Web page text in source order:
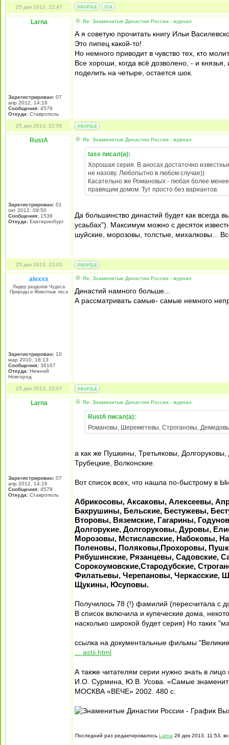
25 дек 2013, 22:47
Larna
Зарегистрирован: 07
апр 2012, 14:16
Сообщения: 4579
Откуда: Ставрополь
Re: Знаменитые Династии России - журнал
А я советую прочитать книгу Ильи
Это пипец какой-то!
Но немного приводит в чувство тех, кто
Все хороши, когда всё дозволено, - и
поделить на четыре, остается шок.
25 дек 2013, 22:56
RustA
Зарегистрирован: 01
окт 2012, 09:50
Сообщения: 1538
Откуда: Екатеринбург
Re: Знаменитые Династии России - журнал
tass писал(а):
Хорошая серия. В аносах достаточно
не назову. Любопытно в любом случае))
Касательно же Романовых - любая более
правящим домом. Тут просто без вариантов.
Да большинство династий будет как всегда
усаьбах"). Максимум можно с десяток
шуйские, морозовы, толстые, михалковы...
25 дек 2013, 23:03
alexxx
Лидер разделов Чудеса
Природы и Животные леса
Зарегистрирован: 10
мар 2010, 18:13
Сообщения: 36167
Откуда: Нижний
Новгород
Re: Знаменитые Династии России - журнал
Династий намного больше...
А рассматривать самые- самые немного
25 дек 2013, 23:07
Larna
Зарегистрирован: 07
апр 2012, 14:16
Сообщения: 4579
Откуда: Ставрополь
Re: Знаменитые Династии России - журнал
RustA писал(а):
Романовы, Шереметевы, Строгановы,
а как же Пушкины, Третьяковы,
Трубецкие, Волконские.
Вот список всех, что нашла по-быстрому в
Абрикосовы, Аксаковы, Алексеевы,
Бахрушины, Бельские, Бестужевы,
Второвы, Вяземские, Гагарины,
Долгорукие, Долгоруковы, Дуровы,
Морозовы, Мстиславские, Набоковы,
Поленовы, Поляковы,Прохоровы,
Рябушинские, Рязанцевы,
Сорокоумовские,Стародубские,
Филатьевы, Черепановы,
Щукины, Юсуповы.
Получилось 78 (!) фамилий (пересчитала с
В список включила и купеческие дома,
насколько широкой будет серия) Но таких
ссылка на документальные фильмы
... astii.html
А также читателям серии нужно знать в лицо
И.О. Сурмина, Ю.В. Усова. «Самые
МОСКВА «ВЕЧЕ» 2002. 480 с.
Последний раз редактировалось Larna 26 дек 2013, 11:53,